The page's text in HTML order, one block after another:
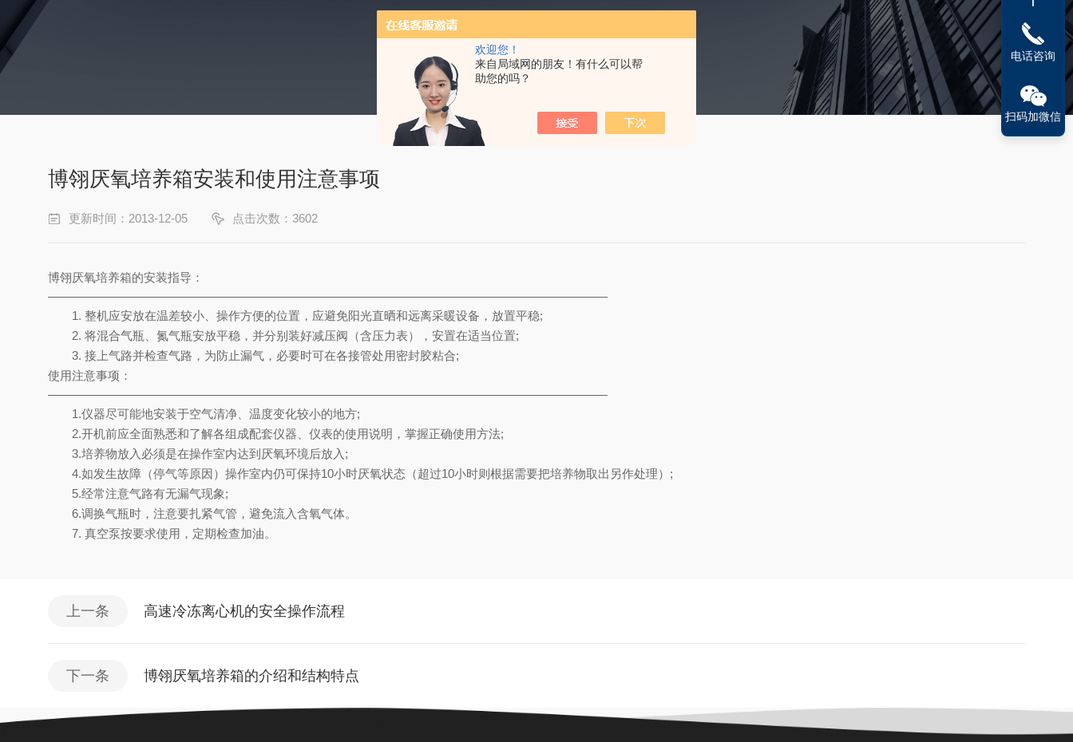
欢迎您！
来自局域网的朋友！有什么可以帮
助您的吗？
博翎厌氧培养箱安装和使用注意事项
更新时间：2013-12-05 点击次数：3602
博翎厌氧培养箱的安装指导：
1. 整机应安放在温差较小、操作方便的位置，应避免阳光直晒和远离采暖设备，放置平稳;
2. 将混合气瓶、氮气瓶安放平稳，并分别装好减压阀（含压力表），安置在适当位置;
3. 接上气路并检查气路，为防止漏气，必要时可在各接管处用密封胶粘合;
使用注意事项：
1.仪器尽可能地安装于空气清净、温度变化较小的地方;
2.开机前应全面熟悉和了解各组成配套仪器、仪表的使用说明，掌握正确使用方法;
3.培养物放入必须是在操作室内达到厌氧环境后放入;
4.如发生故障（停气等原因）操作室内仍可保持10小时厌氧状态（超过10小时则根据需要把培养物取出另作处理）;
5.经常注意气路有无漏气现象;
6.调换气瓶时，注意要扎紧气管，避免流入含氧气体。
7. 真空泵按要求使用，定期检查加油。
上一条 高速冷冻离心机的安全操作流程
下一条 博翎厌氧培养箱的介绍和结构特点
电话咨询
扫码加微信